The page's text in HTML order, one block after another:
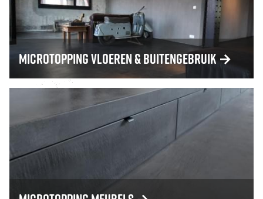
Microtopping vloeren & buitengebruik →